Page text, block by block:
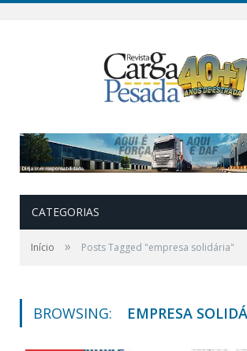
CATEGORIAS
Início » Posts Tagged "empresa solidária"
BROWSING: EMPRESA